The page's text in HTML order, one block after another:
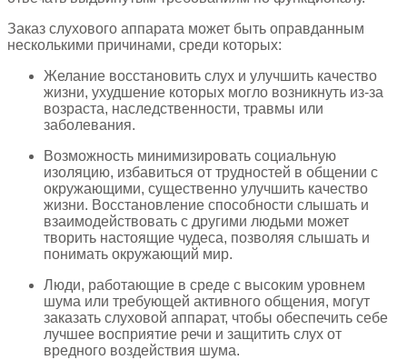
Заказ слухового аппарата может быть оправданным
несколькими причинами, среди которых:
Желание восстановить слух и улучшить качество
жизни, ухудшение которых могло возникнуть из-за
возраста, наследственности, травмы или
заболевания.
Возможность минимизировать социальную
изоляцию, избавиться от трудностей в общении с
окружающими, существенно улучшить качество
жизни. Восстановление способности слышать и
взаимодействовать с другими людьми может
творить настоящие чудеса, позволяя слышать и
понимать окружающий мир.
Люди, работающие в среде с высоким уровнем
шума или требующей активного общения, могут
заказать слуховой аппарат, чтобы обеспечить себе
лучшее восприятие речи и защитить слух от
вредного воздействия шума.